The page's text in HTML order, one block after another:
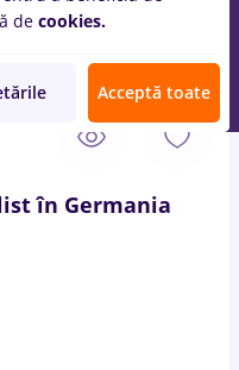
în Germania
de cookies.
Acceptă toate